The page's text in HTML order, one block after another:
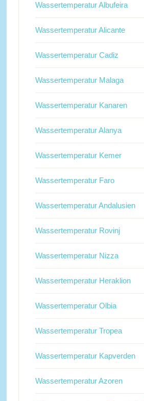
Wassertemperatur Albufeira
Wassertemperatur Alicante
Wassertemperatur Cadiz
Wassertemperatur Malaga
Wassertemperatur Kanaren
Wassertemperatur Alanya
Wassertemperatur Kemer
Wassertemperatur Faro
Wassertemperatur Andalusien
Wassertemperatur Rovinj
Wassertemperatur Nizza
Wassertemperatur Heraklion
Wassertemperatur Olbia
Wassertemperatur Tropea
Wassertemperatur Kapverden
Wassertemperatur Azoren